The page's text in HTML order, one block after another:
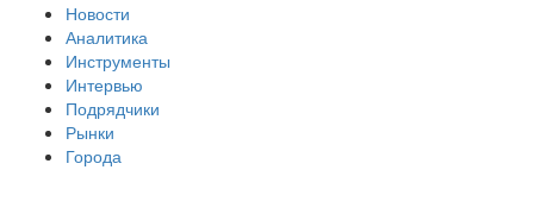
Новости
Аналитика
Инструменты
Интервью
Подрядчики
Рынки
Города